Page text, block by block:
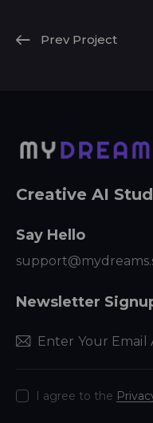
Prev Project
Creative AI
Say Hello
Newsletter
I agree to the